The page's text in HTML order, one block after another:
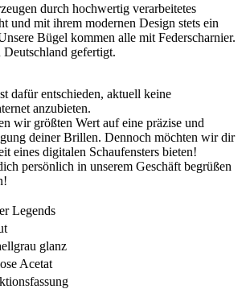
durch hochwertig verarbeitetes
und mit ihrem modernen Design stets ein
Bügel kommen alle mit Federscharnier.
gefertigt.
dafür entschieden, aktuell keine
anzubieten.
wir größten Wert auf eine präzise und
deiner Brillen. Dennoch möchten wir dir
eines digitalen Schaufensters bieten!
persönlich in unserem Geschäft begrüßen
Legends
glanz
Acetat